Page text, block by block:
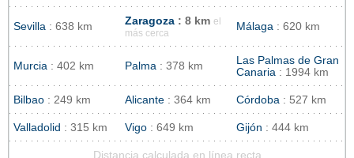
Sevilla : 638 km Zaragoza : 8 km el
más cerca
Málaga : 620 km
Murcia : 402 km Palma : 378 km
Las Palmas de Gran
Canaria : 1994 km
Bilbao : 249 km Alicante : 364 km Córdoba : 527 km
Valladolid : 315 km Vigo : 649 km Gijón : 444 km
Distancia calculada en línea recta